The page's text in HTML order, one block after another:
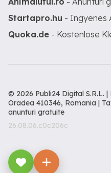
Startapro.hu - Ingyenes
Quoka.de - Kostenlose
© 2026 Publi24 Digital S.R.L.
Oradea 410346, Romania |
anunturi gratuite
26.08.06.c0c206c